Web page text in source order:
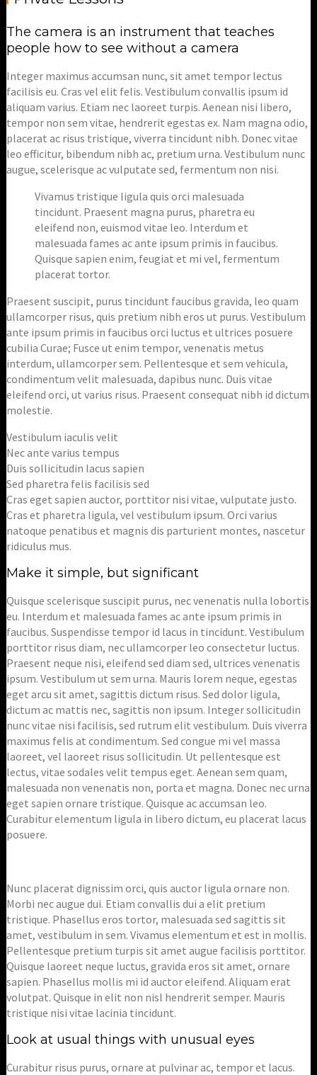
The camera is an instrument that teaches
people how to see without a camera
Integer maximus accumsan nunc, sit amet tempor lectus
facilisis eu. Cras vel elit felis. Vestibulum convallis ipsum id
aliquam varius. Etiam nec laoreet turpis. Aenean nisi libero,
tempor non sem vitae, hendrerit egestas ex. Nam magna odio,
placerat ac risus tristique, viverra tincidunt nibh. Donec vitae
leo efficitur, bibendum nibh ac, pretium urna. Vestibulum nunc
augue, scelerisque ac vulputate sed, fermentum non nisi.
Vivamus tristique ligula quis orci malesuada
tincidunt. Praesent magna purus, pharetra eu
eleifend non, euismod vitae leo. Interdum et
malesuada fames ac ante ipsum primis in faucibus.
Quisque sapien enim, feugiat et mi vel, fermentum
placerat tortor.
Praesent suscipit, purus tincidunt faucibus gravida, leo quam
ullamcorper risus, quis pretium nibh eros ut purus. Vestibulum
ante ipsum primis in faucibus orci luctus et ultrices posuere
cubilia Curae; Fusce ut enim tempor, venenatis metus
interdum, ullamcorper sem. Pellentesque et sem vehicula,
condimentum velit malesuada, dapibus nunc. Duis vitae
eleifend orci, ut varius risus. Praesent consequat nibh id dictum
molestie.
Vestibulum iaculis velit
Nec ante varius tempus
Duis sollicitudin lacus sapien
Sed pharetra felis facilisis sed
Cras eget sapien auctor, porttitor nisi vitae, vulputate justo.
Cras et pharetra ligula, vel vestibulum ipsum. Orci varius
natoque penatibus et magnis dis parturient montes, nascetur
ridiculus mus.
Make it simple, but significant
Quisque scelerisque suscipit purus, nec venenatis nulla lobortis
eu. Interdum et malesuada fames ac ante ipsum primis in
faucibus. Suspendisse tempor id lacus in tincidunt. Vestibulum
porttitor risus diam, nec ullamcorper leo consectetur luctus.
Praesent neque nisi, eleifend sed diam sed, ultrices venenatis
ipsum. Vestibulum ut sem urna. Mauris lorem neque, egestas
eget arcu sit amet, sagittis dictum risus. Sed dolor ligula,
dictum ac mattis nec, sagittis non ipsum. Integer sollicitudin
nunc vitae nisi facilisis, sed rutrum elit vestibulum. Duis viverra
maximus felis at condimentum. Sed congue mi vel massa
laoreet, vel laoreet risus sollicitudin. Ut pellentesque est
lectus, vitae sodales velit tempus eget. Aenean sem quam,
malesuada non venenatis non, porta et magna. Donec nec urna
eget sapien ornare tristique. Quisque ac accumsan leo.
Curabitur elementum ligula in libero dictum, eu placerat lacus
posuere.
Nunc placerat dignissim orci, quis auctor ligula ornare non.
Morbi nec augue dui. Etiam convallis dui a elit pretium
tristique. Phasellus eros tortor, malesuada sed sagittis sit
amet, vestibulum in sem. Vivamus elementum et est in mollis.
Pellentesque pretium turpis sit amet augue facilisis porttitor.
Quisque laoreet neque luctus, gravida eros sit amet, ornare
sapien. Phasellus mollis mi id auctor eleifend. Aliquam erat
volutpat. Quisque in elit non nisl hendrerit semper. Mauris
tristique nisi vitae lacinia tincidunt.
Look at usual things with unusual eyes
Curabitur risus purus, ornare at pulvinar ac, tempor et lacus.